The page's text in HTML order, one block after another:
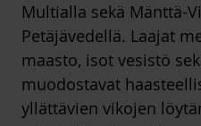
Multialla sekä Mänttä-
Petäjävedellä. Laajat
maasto, isot vesistö
muodostavat
yllättävien vikojen